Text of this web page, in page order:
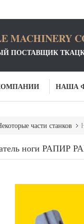
MACHINERY
ПОСТАВЩИК
НАША
части станков
ноги